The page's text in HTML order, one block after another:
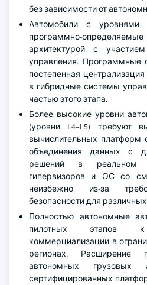
без зависимости от
Автомобили с
программно-
архитектурой с
управления. Программные
постепенная
в гибридные системы
частью этого этапа.
Более высокие уровни
(уровни L4–L5) требуют
вычислительных
объединения данных с
решений в реальном
гипервизоров и ОС со
неизбежно из-за
безопасности для
Полностью автономные
пилотных этапов к
коммерциализации в
регионах. Расширение
автономных грузовых
сертифицированных